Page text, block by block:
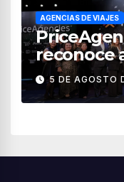
AGENCIAS DE VIAJES
reconoce
impulsan
turismo
5 DE AGOSTO